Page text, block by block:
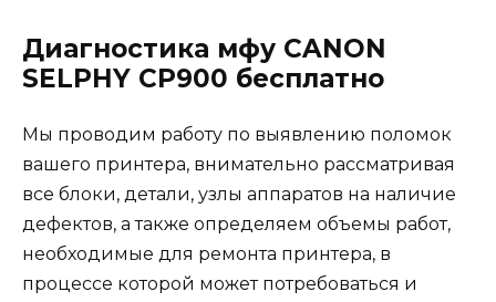
Диагностика мфу CANON
SELPHY CP900 бесплатно
Мы проводим работу по выявлению поломок
вашего принтера, внимательно рассматривая
все блоки, детали, узлы аппаратов на наличие
дефектов, а также определяем объемы работ,
необходимые для ремонта принтера, в
процессе которой может потребоваться и